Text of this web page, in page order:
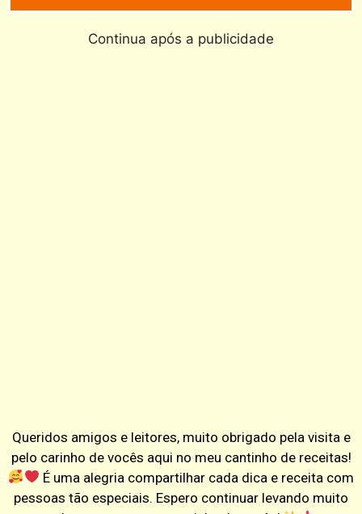
Continua após a publicidade
Queridos amigos e leitores, muito obrigado pela visita e
pelo carinho de vocês aqui no meu cantinho de receitas!
É uma alegria compartilhar cada dica e receita com
pessoas tão especiais. Espero continuar levando muito